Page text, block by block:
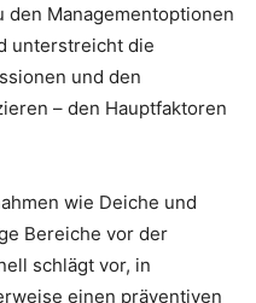
Managementoptionen
unterstreicht die
und den
– den Hauptfaktoren
wie Deiche und
Bereiche vor der
schlägt vor, in
einen präventiven